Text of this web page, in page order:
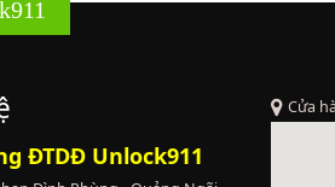
ĐTDĐ Unlock911
Cửa